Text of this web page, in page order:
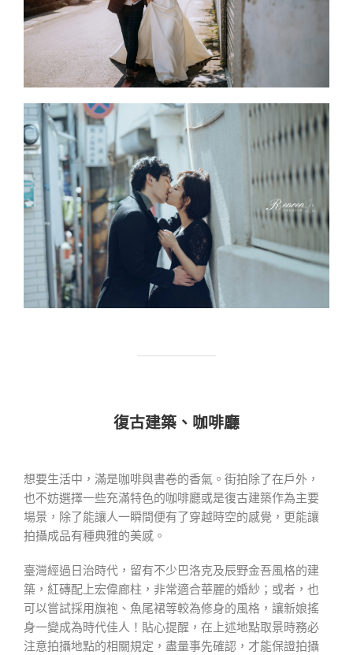
復古建築、咖啡廳
想要生活中，滿是咖啡與書卷的香氣。街拍除了在戶外，
也不妨選擇一些充滿特色的咖啡廳或是復古建築作為主要
場景，除了能讓人一瞬間便有了穿越時空的感覺，更能讓
拍攝成品有種典雅的美感。
臺灣經過日治時代，留有不少巴洛克及辰野金吾風格的建
築，紅磚配上宏偉廊柱，非常適合華麗的婚紗；或者，也
可以嘗試採用旗袍、魚尾裙等較為修身的風格，讓新娘搖
身一變成為時代佳人！貼心提醒，在上述地點取景時務必
注意拍攝地點的相關規定，盡量事先確認，才能保證拍攝